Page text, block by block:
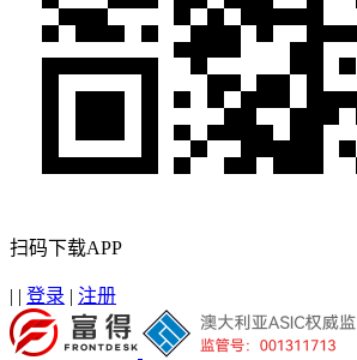
扫码下载APP
| | 登录 | 注册